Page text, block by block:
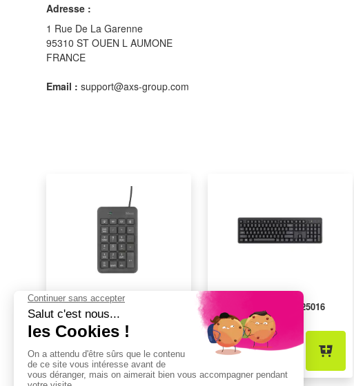
Adresse :
1 Rue De La Garenne
95310 ST OUEN L AUMONE
FRANCE
Email : support@axs-group.com
Pavé numérique TRUST 22221
15,99€
dont0,13€d'éco-part
Clavier TRUST 25016
19,99€
dont0,05€